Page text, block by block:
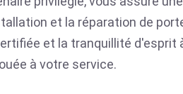
et la réparation de
et la tranquillité d'esprit
à votre service.